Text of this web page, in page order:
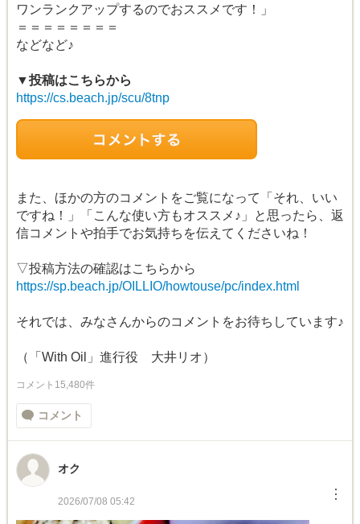
ワンランクアップするのでおススメです！」
＝＝＝＝＝＝＝＝
などなど♪
▼投稿はこちらから
https://cs.beach.jp/scu/8tnp
また、ほかの方のコメントをご覧になって「それ、いい
ですね！」「こんな使い方もオススメ♪」と思ったら、返
信コメントや拍手でお気持ちを伝えてくださいね！
▽投稿方法の確認はこちらから
https://sp.beach.jp/OILLIO/howtouse/pc/index.html
それでは、みなさんからのコメントをお待ちしています♪
（「With Oil」進行役 大井リオ）
コメント15,480件
コメント
オク
2026/07/08 05:42 ︙